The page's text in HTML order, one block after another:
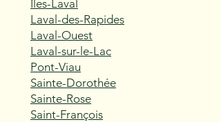
Îles-Laval
Laval-des-Rapides
Laval-Ouest
Laval-sur-le-Lac
Pont-Viau
Sainte-Dorothée
Sainte-Rose
Saint-François